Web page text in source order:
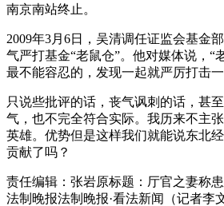
南京南站终止。
2009年3月6日，吴清调任证监会基金
气严打基金“老鼠仓”。他对媒体说
最不能容忍的，发现一起就严厉打击一起
只说些批评的话，丧气讽刺的话，
气，也不完全符合实际。我历来不主
英雄。优势但是这样我们就能说东
贡献了吗？
责任编辑：张岩原标题：厅官之妻称
法制晚报法制晚报·看法新闻（记者李